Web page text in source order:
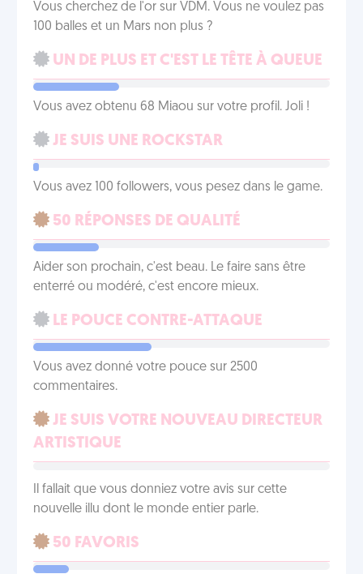
Vous cherchez de l'or sur VDM. Vous ne voulez pas
100 balles et un Mars non plus ?
UN DE PLUS ET C'EST LE TÊTE À QUEUE
Vous avez obtenu 68 Miaou sur votre profil. Joli !
JE SUIS UNE ROCKSTAR
Vous avez 100 followers, vous pesez dans le game.
50 RÉPONSES DE QUALITÉ
Aider son prochain, c'est beau. Le faire sans être
enterré ou modéré, c'est encore mieux.
LE POUCE CONTRE-ATTAQUE
Vous avez donné votre pouce sur 2500
commentaires.
JE SUIS VOTRE NOUVEAU DIRECTEUR
ARTISTIQUE
Il fallait que vous donniez votre avis sur cette
nouvelle illu dont le monde entier parle.
50 FAVORIS